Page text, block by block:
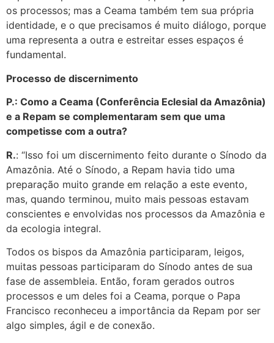
os processos; mas a Ceama também tem sua própria
identidade, e o que precisamos é muito diálogo, porque
uma representa a outra e estreitar esses espaços é
fundamental.
Processo de discernimento
P.: Como a Ceama (Conferência Eclesial da Amazônia)
e a Repam se complementaram sem que uma
competisse com a outra?
R.: “Isso foi um discernimento feito durante o Sínodo da
Amazônia. Até o Sínodo, a Repam havia tido uma
preparação muito grande em relação a este evento,
mas, quando terminou, muito mais pessoas estavam
conscientes e envolvidas nos processos da Amazônia e
da ecologia integral.
Todos os bispos da Amazônia participaram, leigos,
muitas pessoas participaram do Sínodo antes de sua
fase de assembleia. Então, foram gerados outros
processos e um deles foi a Ceama, porque o Papa
Francisco reconheceu a importância da Repam por ser
algo simples, ágil e de conexão.